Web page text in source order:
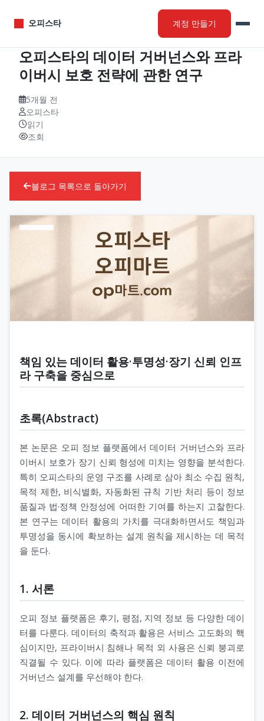
오피스타 계정 만들기
오피스타의 데이터 거버넌스와 프라
이버시 보호 전략에 관한 연구
5개월 전
오피스타
읽기
조회
블로그 목록으로 돌아가기
책임 있는 데이터 활용·투명성·장기 신뢰 인프
라 구축을 중심으로
초록(Abstract)
본 논문은 오피 정보 플랫폼에서 데이터 거버넌스와 프라
이버시 보호가 장기 신뢰 형성에 미치는 영향을 분석한다.
특히 오피스타의 운영 구조를 사례로 삼아 최소 수집 원칙,
목적 제한, 비식별화, 자동화된 규칙 기반 처리 등이 정보
품질과 법·정책 안정성에 어떠한 기여를 하는지 고찰한다.
본 연구는 데이터 활용의 가치를 극대화하면서도 책임과
투명성을 동시에 확보하는 설계 원칙을 제시하는 데 목적
을 둔다.
1. 서론
오피 정보 플랫폼은 후기, 평점, 지역 정보 등 다양한 데이
터를 다룬다. 데이터의 축적과 활용은 서비스 고도화의 핵
심이지만, 프라이버시 침해나 목적 외 사용은 신뢰 붕괴로
직결될 수 있다. 이에 따라 플랫폼은 데이터 활용 이전에
거버넌스 설계를 우선해야 한다.
2. 데이터 거버넌스의 핵심 원칙